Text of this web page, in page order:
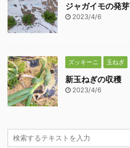
ジャガイモの発芽
2023/4/6
ズッキーニ 玉ねぎ
新玉ねぎの収穫
2023/4/6